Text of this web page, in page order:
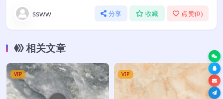
ssww 分享 收藏 点赞(0)
相关文章
VIP VIP